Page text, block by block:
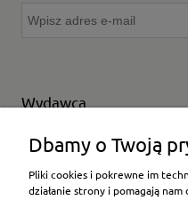
Wydawca
Wybierz producenta
Dbamy o Twoją
Pliki cookies i pokrewne im
działanie strony i pomagają